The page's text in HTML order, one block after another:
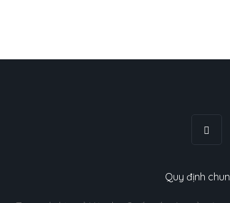
Quy định